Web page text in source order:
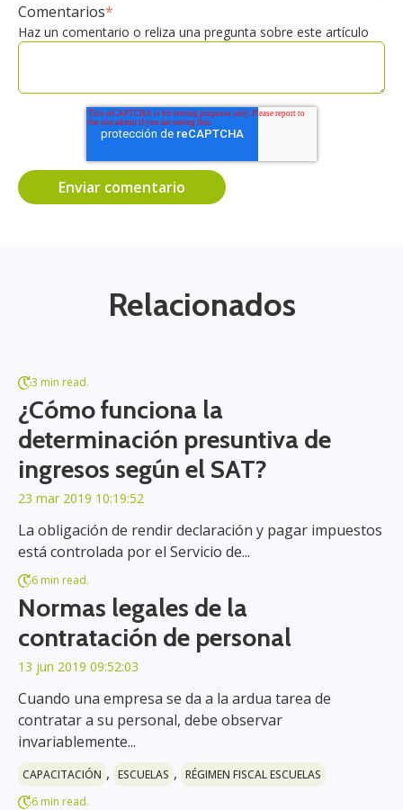
Comentarios*
Haz un comentario o reliza una pregunta sobre este artículo
Relacionados
3 min read.
¿Cómo funciona la
determinación presuntiva de
ingresos según el SAT?
23 mar 2019 10:19:52
La obligación de rendir declaración y pagar impuestos
está controlada por el Servicio de...
6 min read.
Normas legales de la
contratación de personal
13 jun 2019 09:52:03
Cuando una empresa se da a la ardua tarea de
contratar a su personal, debe observar
invariablemente...
CAPACITACIÓN , ESCUELAS , RÉGIMEN FISCAL ESCUELAS
6 min read.